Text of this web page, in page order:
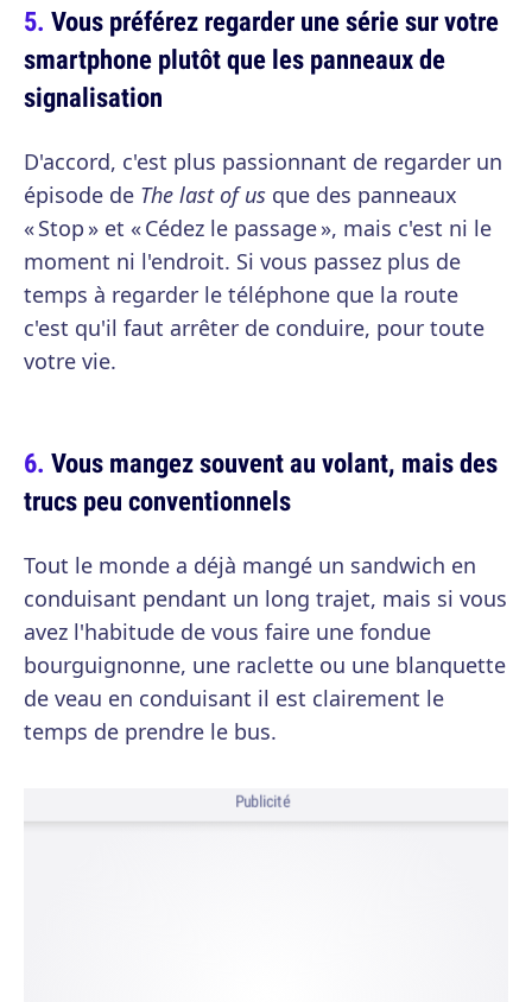
Vous préférez regarder une série sur votre
smartphone plutôt que les panneaux de
signalisation
D'accord, c'est plus passionnant de regarder un
épisode de The last of us que des panneaux
« Stop » et « Cédez le passage », mais c'est ni le
moment ni l'endroit. Si vous passez plus de
temps à regarder le téléphone que la route
c'est qu'il faut arrêter de conduire, pour toute
votre vie.
Vous mangez souvent au volant, mais des
trucs peu conventionnels
Tout le monde a déjà mangé un sandwich en
conduisant pendant un long trajet, mais si vous
avez l'habitude de vous faire une fondue
bourguignonne, une raclette ou une blanquette
de veau en conduisant il est clairement le
temps de prendre le bus.
Publicité